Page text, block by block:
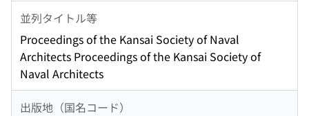
並列タイトル等
Proceedings of the Kansai Society of Naval
Architects Proceedings of the Kansai Society of
Naval Architects
出版地（国名コード）